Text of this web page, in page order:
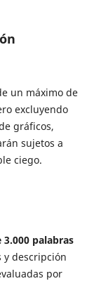
un máximo de
excluyendo
gráficos,
sujetos a
ciego.
palabras
descripción
por